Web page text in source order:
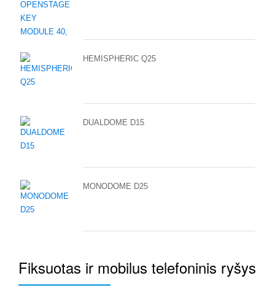
HEMISPHERIC Q25
DUALDOME D15
MONODOME D25
Fiksuotas ir mobilus telefoninis ryšys